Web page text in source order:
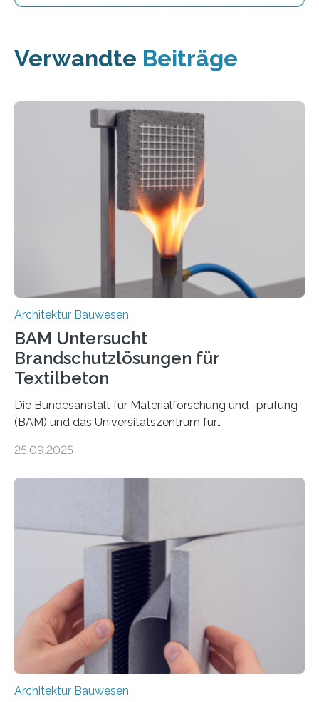
Verwandte Beiträge
Architektur Bauwesen
BAM Untersucht
Brandschutzlösungen für
Textilbeton
Die Bundesanstalt für Materialforschung und -prüfung
(BAM) und das Universitätszentrum für
untersuchen in einem gemeinsamen Forschungsprojekt
Ziel ist es, die Einsatzmöglichkeiten dieses innovativen
Textilbeton ist ein moderner Verbundwerkstoff, der aus
einer feinkörnigen Betonmatrix und einer textilen
Bewehrung besteht – meist aus Carbon-, Glas- oder
Basaltfasern. Anders als herkömmlicher Stahlbeton, bei
dem Stahlstäbe zur…
25.09.2025
Architektur Bauwesen